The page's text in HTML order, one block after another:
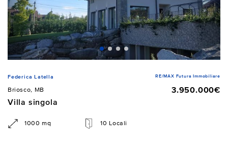
Federica Latella RE/MAX Futura Immobiliare
Briosco, MB
3.950.000€
Villa singola
1000 mq 10 Locali